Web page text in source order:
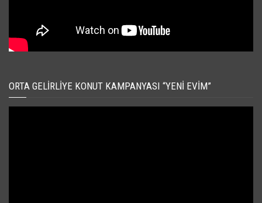
ORTA GELIRLIYE KONUT KAMPANYASI “YENI EVIM”